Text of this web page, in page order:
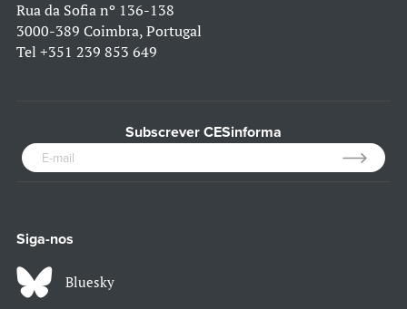
Rua da Sofia nº 136-138
3000-389 Coimbra, Portugal
Tel +351 239 853 649
Subscrever CESinforma
Siga-nos
Bluesky